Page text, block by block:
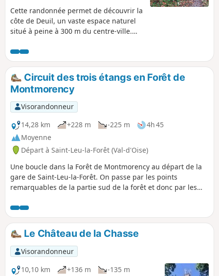
Cette randonnée permet de découvrir la
côte de Deuil, un vaste espace naturel
situé à peine à 300 m du centre-ville.
vert est traversé par de nombreux
sentiers datant pour les plus anciens de
l’époque gauloise. La randonnée est
entièrement balisée du même type que
ceux des GR® classiques mais de
couleur Violette. Vous pouvez également
consulter une visite 3D du circuit de
randonnée sur youtube ou sur le site
des sentiers de la côte
Circuit des trois étangs en Forêt de
Montmorency
Visorandonneur
14,28 km
+228 m -225 m
4h 45
Moyenne
Départ à Saint-Leu-la-Forêt (Val-d'Oise)
Une boucle dans la Forêt de Montmorency au départ de la
gare de Saint-Leu-la-Forêt. On passe par les points
remarquables de la partie sud de la forêt et donc par les
que possible, par les sentes de Saint-Leu.
Le Château de la Chasse
Visorandonneur
10,10 km
+136 m
-135 m